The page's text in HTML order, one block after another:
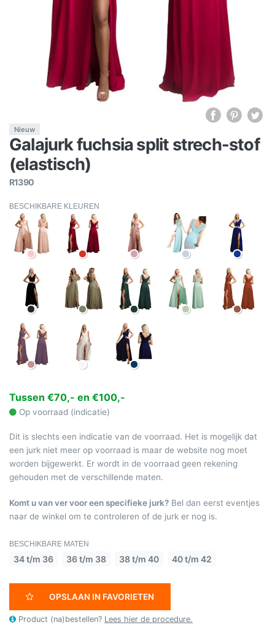
Nieuw
Galajurk fuchsia split strech-stof
(elastisch)
R1390
BESCHIKBARE KLEUREN
Tussen €70,- en €100,-
Op voorraad (indicatie)
Dit is slechts een indicatie van de voorraad. Het is mogelijk dat
een jurk niet meer op voorraad is maar de website nog moet
worden bijgewerkt. Er wordt in de voorraad geen rekening
gehouden met de verschillende maten.
Komt u van ver voor een specifieke jurk? Bel dan eerst eventjes
naar de winkel om te controleren of de jurk er nog is.
BESCHIKBARE MATEN
34 t/m 36 36 t/m 38 38 t/m 40 40 t/m 42
OPSLAAN IN FAVORIETEN
Product (na)bestellen? Lees hier de procedure.